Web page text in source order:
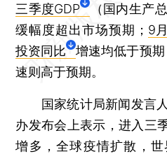
三季度GDP
（国内生产
缓幅度超出市场预期； 9
投资同比
增速均低于预
速则高于预期。
国家统计局新闻发言人
办发布会上表示，进入三
增多，全球疫情扩散，